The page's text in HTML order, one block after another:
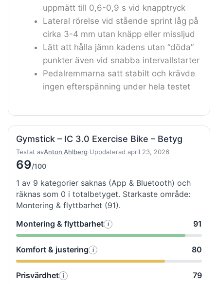
uppmätt till 0,6-0,9 s vid knapptryck
Lateral rörelse vid stående sprint låg på
cirka 3-4 mm utan knäpp eller missljud
Lätt att hålla jämn kadens utan “döda”
punkter även vid snabba intervallstarter
Pedalremmarna satt stabilt och krävde
ingen efterspänning under hela testet
Gymstick – IC 3.0 Exercise Bike – Betyg
Testat avAnton Ahlberg·Uppdaterad april 23, 2026
69/100
1 av 9 kategorier saknas (App & Bluetooth) och
räknas som 0 i totalbetyget. Starkaste område:
Montering & flyttbarhet (91).
Montering & flyttbarhet i
Så
91
Komfort & justering i
Så
80
Prisvärdhet i
Så
79